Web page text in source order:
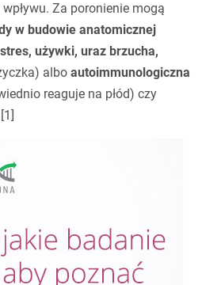
Za poronienie mogą
w budowie anatomicznej
używki, uraz brzucha,
albo autoimmunologiczna
reaguje na płód) czy